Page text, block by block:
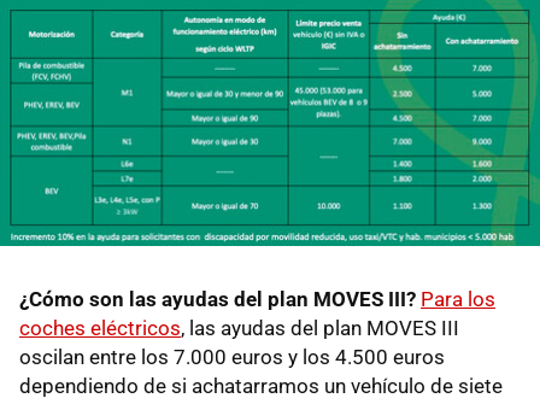
¿Cómo son las ayudas del plan MOVES III? Para los
coches eléctricos, las ayudas del plan MOVES III
oscilan entre los 7.000 euros y los 4.500 euros
dependiendo de si achatarramos un vehículo de siete